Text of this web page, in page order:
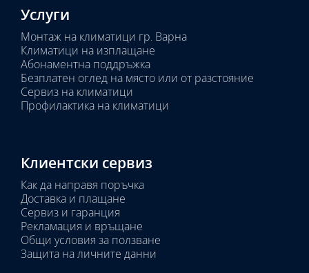
Услуги
Монтаж на климатици гр. Варна
Климатици на изплащане
Абонаментна поддръжка
Безплатен оглед на място или от разстояние
Сервиз на климатици
Профилактика на климатици
Клиентски сервиз
Как да направя поръчка
Доставка и плащане
Сервиз и гаранция
Рекламация и връщане
Общи условия за ползване
Защита на личните данни